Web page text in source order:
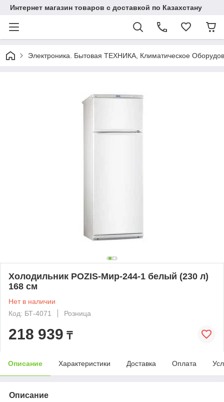
Интернет магазин товаров с доставкой по Казахстану
Электроника. Бытовая ТЕХНИКА, Климатическое
Холодильник POZIS-Мир-244-1 белый (230 л)
168 см
Нет в наличии
Код: БТ-4071
Розница
218 939 ₸
Описание Характеристики Доставка Оплата
Описание